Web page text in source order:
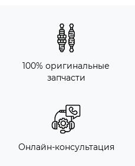
100% оригинальные
запчасти
Онлайн-консультация